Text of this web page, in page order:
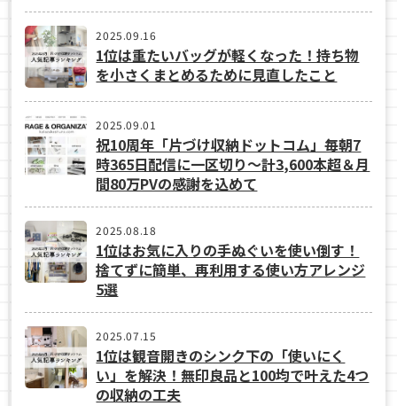
2025.09.16
1位は重たいバッグが軽くなった！持ち物
を小さくまとめるために見直したこと
2025.09.01
祝10周年「片づけ収納ドットコム」毎朝7
時365日配信に一区切り〜計3,600本超＆月
間80万PVの感謝を込めて
2025.08.18
1位はお気に入りの手ぬぐいを使い倒す！
捨てずに簡単、再利用する使い方アレンジ
5選
2025.07.15
1位は観音開きのシンク下の「使いにく
い」を解決！無印良品と100均で叶えた4つ
の収納の工夫